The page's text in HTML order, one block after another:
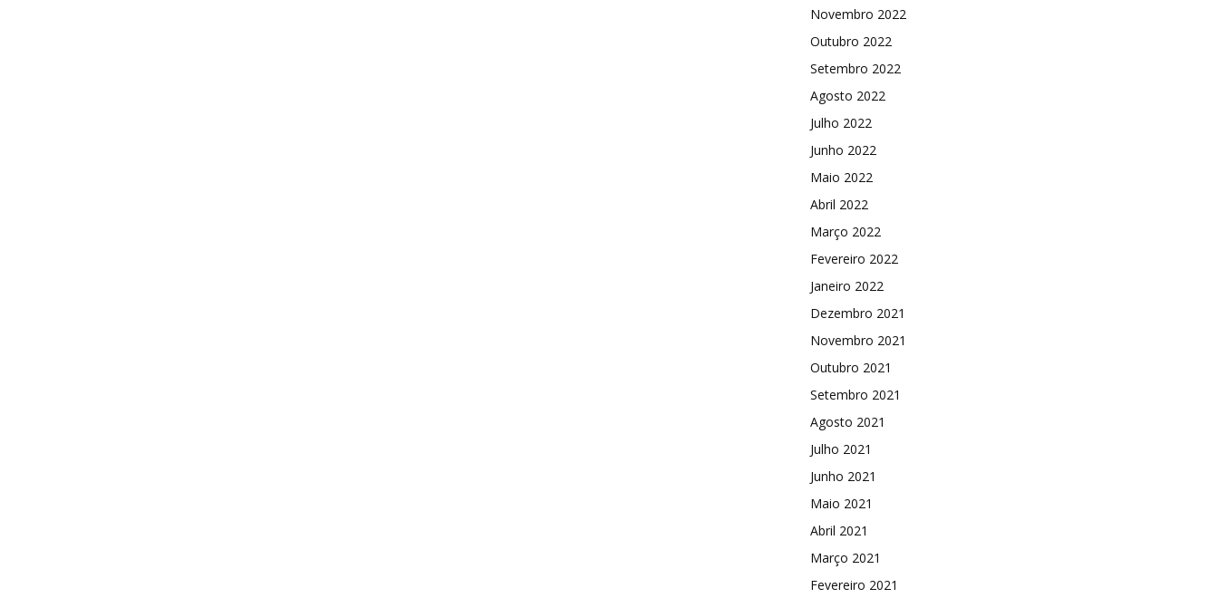
Novembro 2022
Outubro 2022
Setembro 2022
Agosto 2022
Julho 2022
Junho 2022
Maio 2022
Abril 2022
Março 2022
Fevereiro 2022
Janeiro 2022
Dezembro 2021
Novembro 2021
Outubro 2021
Setembro 2021
Agosto 2021
Julho 2021
Junho 2021
Maio 2021
Abril 2021
Março 2021
Fevereiro 2021